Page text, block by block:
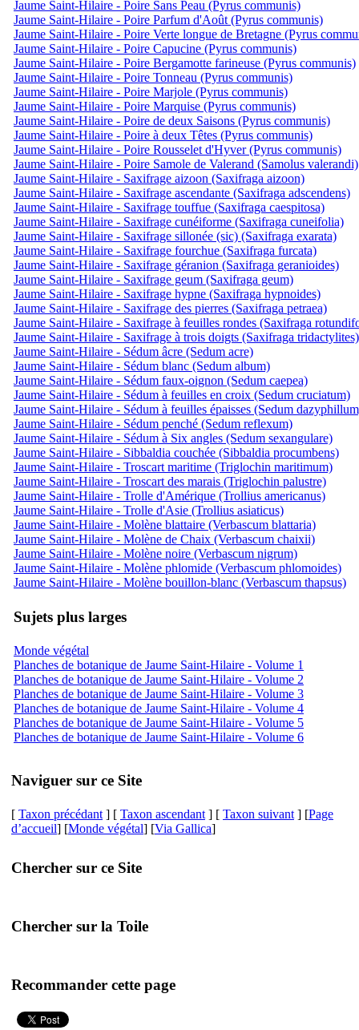
Jaume Saint-Hilaire - Poire Sans Peau (Pyrus communis)
Jaume Saint-Hilaire - Poire Parfum d'Août (Pyrus communis)
Jaume Saint-Hilaire - Poire Verte longue de Bretagne (Pyrus
Jaume Saint-Hilaire - Poire Capucine (Pyrus communis)
Jaume Saint-Hilaire - Poire Bergamotte farineuse (Pyrus communis)
Jaume Saint-Hilaire - Poire Tonneau (Pyrus communis)
Jaume Saint-Hilaire - Poire Marjole (Pyrus communis)
Jaume Saint-Hilaire - Poire Marquise (Pyrus communis)
Jaume Saint-Hilaire - Poire de deux Saisons (Pyrus communis)
Jaume Saint-Hilaire - Poire à deux Têtes (Pyrus communis)
Jaume Saint-Hilaire - Poire Rousselet d'Hyver (Pyrus communis)
Jaume Saint-Hilaire - Poire Samole de Valerand (Samolus valerandi)
Jaume Saint-Hilaire - Saxifrage aizoon (Saxifraga aizoon)
Jaume Saint-Hilaire - Saxifrage ascendante (Saxifraga adscendens)
Jaume Saint-Hilaire - Saxifrage touffue (Saxifraga caespitosa)
Jaume Saint-Hilaire - Saxifrage cunéiforme (Saxifraga cuneifolia)
Jaume Saint-Hilaire - Saxifrage sillonée (sic) (Saxifraga exarata)
Jaume Saint-Hilaire - Saxifrage fourchue (Saxifraga furcata)
Jaume Saint-Hilaire - Saxifrage géranion (Saxifraga geranioides)
Jaume Saint-Hilaire - Saxifrage geum (Saxifraga geum)
Jaume Saint-Hilaire - Saxifrage hypne (Saxifraga hypnoides)
Jaume Saint-Hilaire - Saxifrage des pierres (Saxifraga petraea)
Jaume Saint-Hilaire - Saxifrage à feuilles rondes (Saxifraga
Jaume Saint-Hilaire - Saxifrage à trois doigts (Saxifraga tridactylites)
Jaume Saint-Hilaire - Sédum âcre (Sedum acre)
Jaume Saint-Hilaire - Sédum blanc (Sedum album)
Jaume Saint-Hilaire - Sédum faux-oignon (Sedum caepea)
Jaume Saint-Hilaire - Sédum à feuilles en croix (Sedum cruciatum)
Jaume Saint-Hilaire - Sédum à feuilles épaisses (Sedum
Jaume Saint-Hilaire - Sédum penché (Sedum reflexum)
Jaume Saint-Hilaire - Sédum à Six angles (Sedum sexangulare)
Jaume Saint-Hilaire - Sibbaldia couchée (Sibbaldia procumbens)
Jaume Saint-Hilaire - Troscart maritime (Triglochin maritimum)
Jaume Saint-Hilaire - Troscart des marais (Triglochin palustre)
Jaume Saint-Hilaire - Trolle d'Amérique (Trollius americanus)
Jaume Saint-Hilaire - Trolle d'Asie (Trollius asiaticus)
Jaume Saint-Hilaire - Molène blattaire (Verbascum blattaria)
Jaume Saint-Hilaire - Molène de Chaix (Verbascum chaixii)
Jaume Saint-Hilaire - Molène noire (Verbascum nigrum)
Jaume Saint-Hilaire - Molène phlomide (Verbascum phlomoides)
Jaume Saint-Hilaire - Molène bouillon-blanc (Verbascum thapsus)
Sujets plus larges
Monde végétal
Planches de botanique de Jaume Saint-Hilaire - Volume 1
Planches de botanique de Jaume Saint-Hilaire - Volume 2
Planches de botanique de Jaume Saint-Hilaire - Volume 3
Planches de botanique de Jaume Saint-Hilaire - Volume 4
Planches de botanique de Jaume Saint-Hilaire - Volume 5
Planches de botanique de Jaume Saint-Hilaire - Volume 6
Naviguer sur ce Site
[ Taxon précédant ] [ Taxon ascendant ] [ Taxon suivant ] [Page
d’accueil] [Monde végétal] [Via Gallica]
Chercher sur ce Site
Chercher sur la Toile
Recommander cette page